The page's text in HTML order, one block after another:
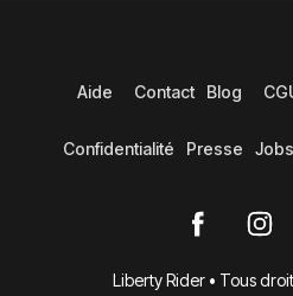
Aide Contact Blog
Confidentialité Presse Jobs
Liberty Rider • Tous